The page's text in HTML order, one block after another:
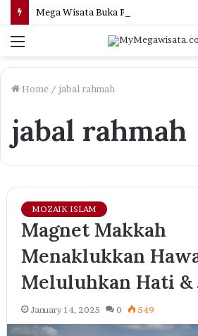
Menu
Home / jabal rahmah
jabal rahmah
MOZAIK ISLAM
Magnet Makkah
Menaklukkan
Meluluhkan Hati &
January 14, 2025 0 549